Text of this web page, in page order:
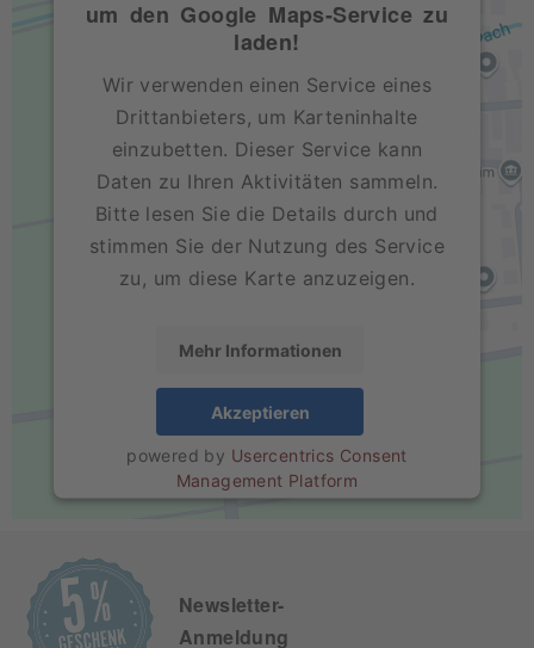
um den Google Maps-Service zu
laden!
Wir verwenden einen Service eines
Drittanbieters, um Karteninhalte
einzubetten. Dieser Service kann
Daten zu Ihren Aktivitäten sammeln.
Bitte lesen Sie die Details durch und
stimmen Sie der Nutzung des Service
zu, um diese Karte anzuzeigen.
Mehr Informationen
Akzeptieren
powered by Usercentrics Consent
Management Platform
Newsletter-
Anmeldung